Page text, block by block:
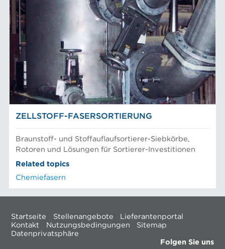
ZELLSTOFF-FASERSORTIERUNG
Braunstoff- und Stoffauflaufsortierer-Siebkörbe,
Rotoren und Lösungen für Sortierer-Investitionen
Related topics
Chemiefasern
Startseite Stellenangebote
Lieferantenportal
Kontakt
Nutzungsbedingungen
Sitemap
Datenprivatsphäre
Folgen Sie uns